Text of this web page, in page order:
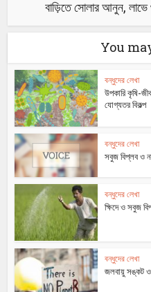
বাড়িতে সোলার আনুন, লাভে
You
বন্ধুদের লেখা
উপকারি কৃষি-
যোগ্যতর বিকল্প
বন্ধুদের লেখা
সবুজ বিপ্লব ও
বন্ধুদের লেখা
ক্ষিদে ও সবুজ
বন্ধুদের লেখা
জলবায়ু সঙ্কট